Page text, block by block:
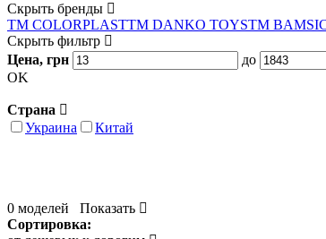
Скрыть бренды
ТМ COLORPLASTТМ DANKO TOYSТМ
Скрыть фильтр
Цена, грн
до
OK
Страна
Украина
Китай
0 моделей
Показать
Сортировка: